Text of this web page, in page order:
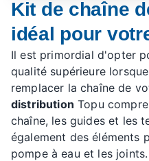
Kit de chaîne
idéal pour
Il est primordial d'opter
qualité supérieure
remplacer la chaîne de
distribution Topu
chaîne, les guides et les
également des éléments
pompe à eau et les